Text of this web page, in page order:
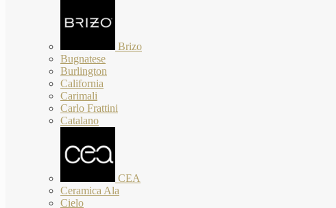
Brizo
Bugnatese
Burlington
California
Carimali
Carlo Frattini
Catalano
CEA
Ceramica Ala
Cielo